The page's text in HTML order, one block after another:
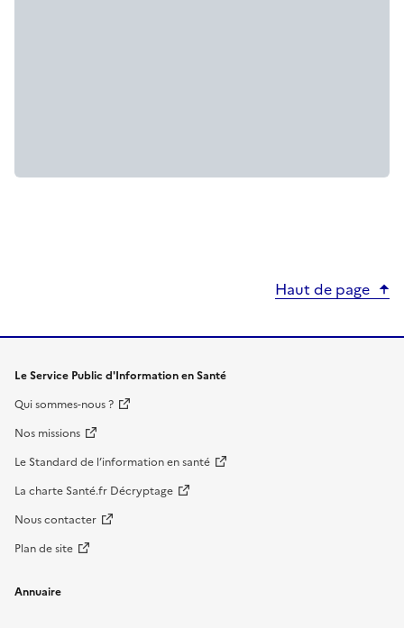
Haut de page
Le Service Public d'Information en Santé
Qui sommes-nous ?
Nos missions
Le Standard de l’information en santé
La charte Santé.fr Décryptage
Nous contacter
Plan de site
Annuaire